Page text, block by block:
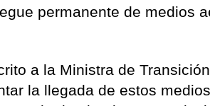
permanente de medios
a la Ministra de Transición
la llegada de estos